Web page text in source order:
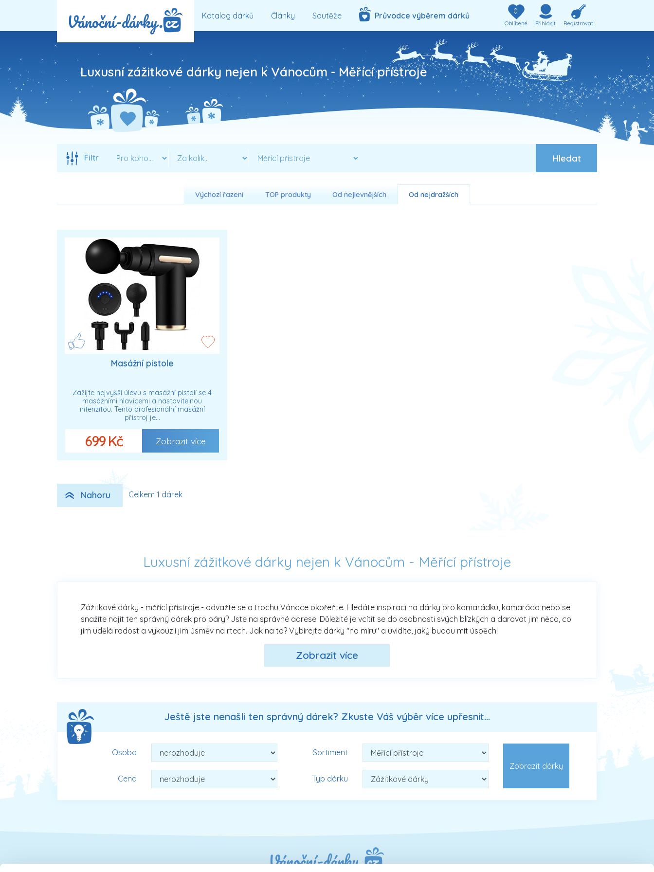
Katalog dárků Články Soutěže Průvodce výběrem dárků 0
Oblíbené Přihlásit Registrovat
Luxusní zážitkové dárky nejen k Vánocům - Měřící přístroje
Filtr
Výchozí řazení TOP produkty Od nejlevnějších Od nejdražších
Masážní pistole
Zažijte nejvyšší úlevu s masážní pistolí se 4
masážními hlavicemi a nastavitelnou
intenzitou. Tento profesionální masážní
přístroj je…
699 Kč Zobrazit více
Nahoru Celkem 1 dárek
Luxusní zážitkové dárky nejen k Vánocům - Měřící přístroje
Zážitkové dárky - měřící přístroje - odvažte se a trochu Vánoce okořeňte. Hledáte inspiraci na dárky pro kamarádku, kamaráda nebo se
snažíte najít ten správný dárek pro páry? Jste na správné adrese. Důležité je vcítit se do osobnosti svých blízkých a darovat jim něco, co
jim udělá radost a vykouzlí jim úsměv na rtech. Jak na to? Vybírejte dárky "na míru" a uvidíte, jaký budou mít úspěch!
Zobrazit více
Ještě jste nenašli ten správný dárek? Zkuste Váš výběr více upřesnit...
Osoba
Cena
Sortiment
Typ dárku